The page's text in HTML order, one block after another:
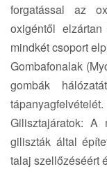
forgatással az
oxigéntől
mindkét csoport
Gombafonalak
gombák
tápanyagfelvételét.
Gilisztajáratok: A
giliszták által
talaj szellőzéséért